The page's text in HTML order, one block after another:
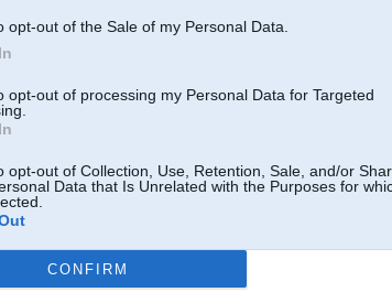
opt-out of the Sale of my Personal Data.
opt-out of processing my Personal Data for Targeted
opt-out of Collection, Use, Retention, Sale, and/or
Data that Is Unrelated with the Purposes for
CONFIRM